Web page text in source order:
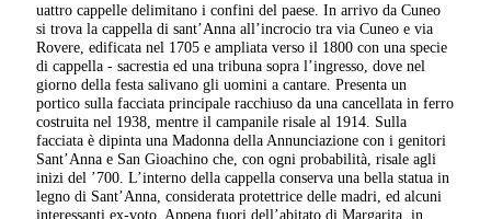
uattro cappelle delimitano i confini del paese. In arrivo da Cuneo
si trova la cappella di sant’Anna all’incrocio tra via Cuneo e via
Rovere, edificata nel 1705 e ampliata verso il 1800 con una specie
di cappella - sacrestia ed una tribuna sopra l’ingresso, dove nel
giorno della festa salivano gli uomini a cantare. Presenta un
portico sulla facciata principale racchiuso da una cancellata in ferro
costruita nel 1938, mentre il campanile risale al 1914. Sulla
facciata è dipinta una Madonna della Annunciazione con i genitori
Sant’Anna e San Gioachino che, con ogni probabilità, risale agli
inizi del ’700. L’interno della cappella conserva una bella statua in
legno di Sant’Anna, considerata protettrice delle madri, ed alcuni
interessanti ex-voto. Appena fuori dell’abitato di Margarita, in